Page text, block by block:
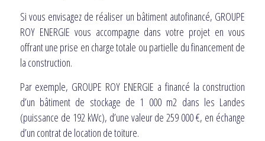
Si vous envisagez de réaliser un bâtiment autofinancé, GROUPE
ROY ENERGIE vous accompagne dans votre projet en vous
offrant une prise en charge totale ou partielle du financement de
la construction.
Par exemple, GROUPE ROY ENERGIE a financé la construction
d’un bâtiment de stockage de 1 000 m2 dans les Landes
(puissance de 192 kWc), d’une valeur de 259 000 €, en échange
d’un contrat de location de toiture.